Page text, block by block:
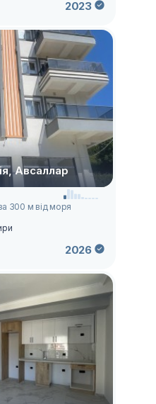
2023
Авсаллар
300 м від моря
2026